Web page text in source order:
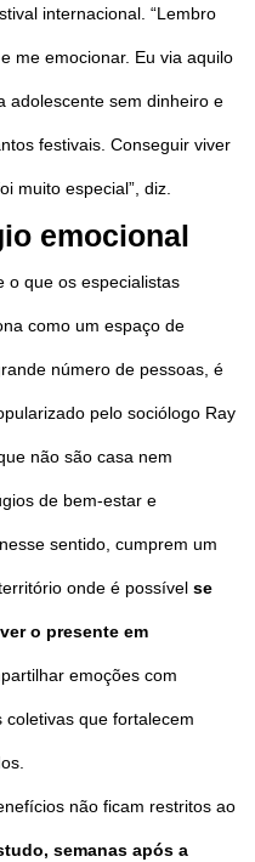
internacional. “Lembro
me emocionar. Eu via aquilo
adolescente sem dinheiro e
festivais. Conseguir viver
muito especial”, diz.
emocional
o que os especialistas
como um espaço de
número de pessoas, é
pelo sociólogo Ray
não são casa nem
de bem-estar e
sentido, cumprem um
onde é possível se
o presente em
emoções com
que fortalecem
não ficam restritos ao
semanas após a